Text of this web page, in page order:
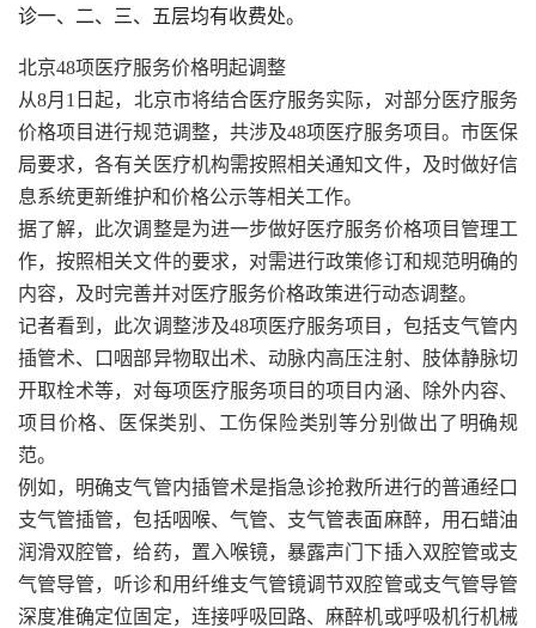
诊一、二、三、五层均有收费处。
北京48项医疗服务价格明起调整
从8月1日起，北京市将结合医疗服务实际，对部分医疗服务
价格项目进行规范调整，共涉及48项医疗服务项目。市医保
局要求，各有关医疗机构需按照相关通知文件，及时做好信
息系统更新维护和价格公示等相关工作。
据了解，此次调整是为进一步做好医疗服务价格项目管理工
作，按照相关文件的要求，对需进行政策修订和规范明确的
内容，及时完善并对医疗服务价格政策进行动态调整。
记者看到，此次调整涉及48项医疗服务项目，包括支气管内
插管术、口咽部异物取出术、动脉内高压注射、肢体静脉切
开取栓术等，对每项医疗服务项目的项目内涵、除外内容、
项目价格、医保类别、工伤保险类别等分别做出了明确规
范。
例如，明确支气管内插管术是指急诊抢救所进行的普通经口
支气管插管，包括咽喉、气管、支气管表面麻醉，用石蜡油
润滑双腔管，给药，置入喉镜，暴露声门下插入双腔管或支
气管导管，听诊和用纤维支气管镜调节双腔管或支气管导管
深度准确定位固定，连接呼吸回路、麻醉机或呼吸机行机械